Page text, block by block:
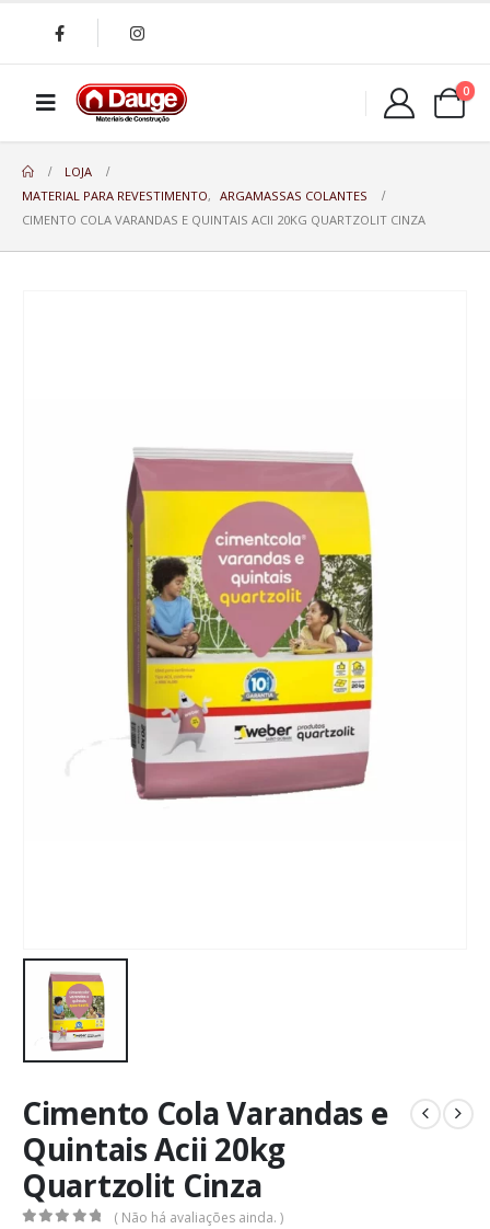
0
LOJA
MATERIAL PARA REVESTIMENTO, ARGAMASSAS COLANTES
CIMENTO COLA VARANDAS E QUINTAIS ACII 20KG QUARTZOLIT CINZA
Cimento Cola Varandas e
Quintais Acii 20kg
Quartzolit Cinza
( Não há avaliações ainda. )